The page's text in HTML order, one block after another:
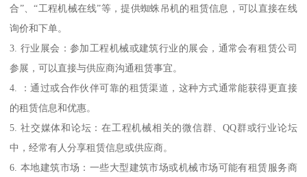
合”、“工程机械在线”等，提供蜘蛛吊机的租赁信息，可以直接在线
询价和下单。
3. 行业展会：参加工程机械或建筑行业的展会，通常会有租赁公司
参展，可以直接与供应商沟通租赁事宜。
4. ：通过或合作伙伴可靠的租赁渠道，这种方式通常能获得更直接
的租赁信息和优惠。
5. 社交媒体和论坛：在工程机械相关的微信群、QQ群或行业论坛
中，经常有人分享租赁信息或供应商。
6. 本地建筑市场：一些大型建筑市场或机械市场可能有租赁服务商